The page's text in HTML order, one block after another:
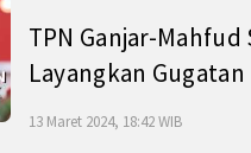
TPN Ganjar-
Layangkan
13 Maret 2024, 18:42 WIB